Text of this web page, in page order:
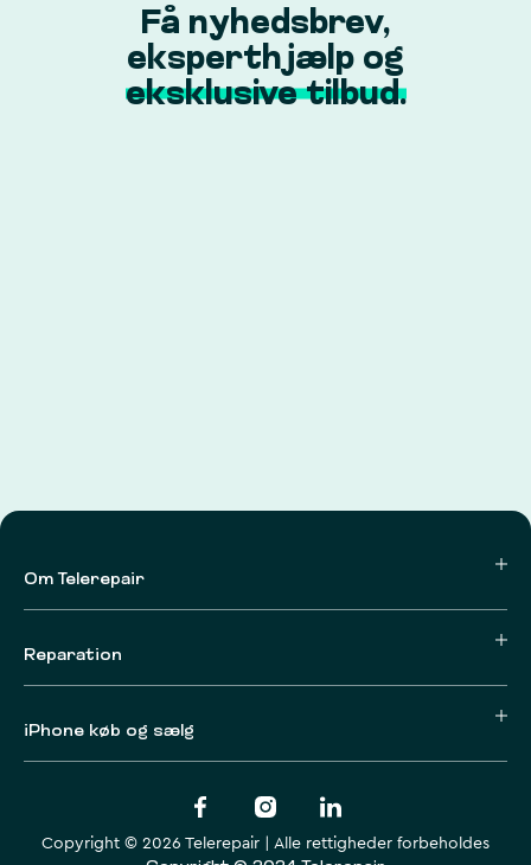
Få nyhedsbrev,
eksperthjælp og
eksklusive tilbud.
Om Telerepair
Reparation
iPhone køb og sælg
Copyright © 2026 Telerepair | Alle rettigheder forbeholdes